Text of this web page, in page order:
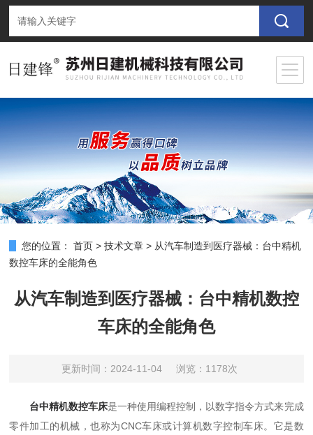
您的位置： 首页 >技术文章 > 从汽车制造到医疗器械：台中精机
数控车床的全能角色
从汽车制造到医疗器械：台中精机数控
车床的全能角色
更新时间：2024-11-04 浏览：1178次
台中精机数控车床是一种使用编程控制，以数字指令方式来完成
零件加工的机械，也称为CNC车床或计算机数字控制车床。它是数